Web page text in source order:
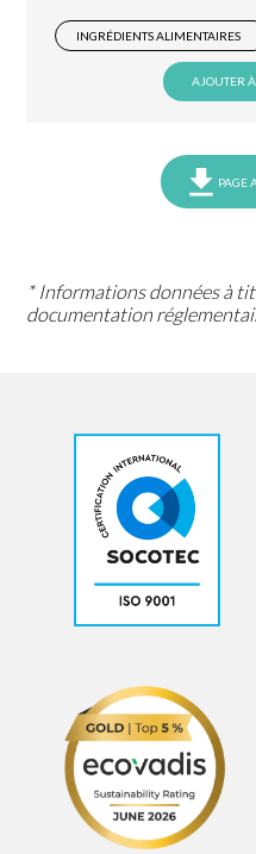
INGRÉDIENTS ALIMENTAIRES
AJOUTER
PAGE
* Informations données à
documentation